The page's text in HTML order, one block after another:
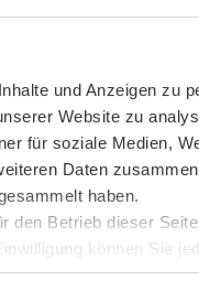
und Anzeigen zu
Website zu
für soziale Medien,
Daten
haben.
den Betrieb dieser
können Sie
oder widerrufen.